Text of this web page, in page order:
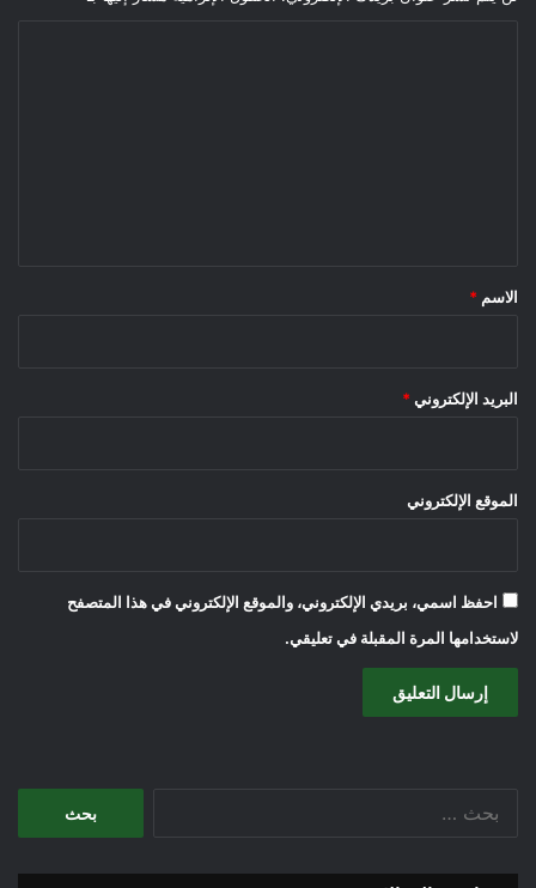
*
الاسم *
البريد الإلكتروني *
الموقع الإلكتروني
احفظ اسمي، بريدي الإلكتروني، والموقع الإلكتروني في هذا المتصفح
لاستخدامها المرة المقبلة في تعليقي.